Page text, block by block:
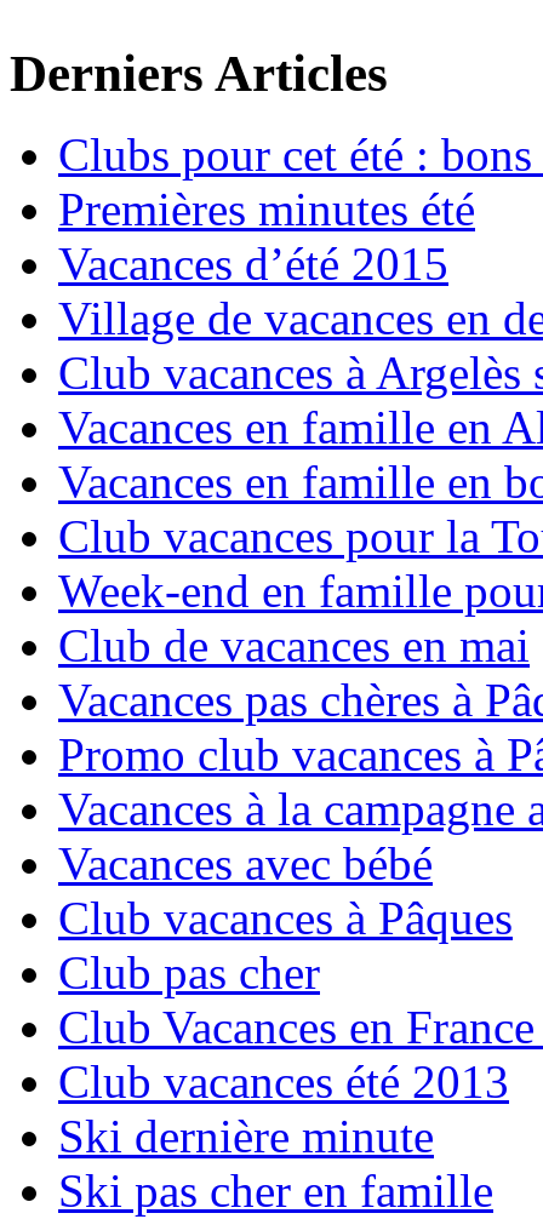
Derniers Articles
Clubs pour cet été :
Premières minutes été
Vacances d’été 2015
Village de vacances en
Club vacances à Argelès
Vacances en famille en
Vacances en famille en
Club vacances pour la
Week-end en famille
Club de vacances en mai
Vacances pas chères à
Promo club vacances à
Vacances à la campagne
Vacances avec bébé
Club vacances à Pâques
Club pas cher
Club Vacances en
Club vacances été 2013
Ski dernière minute
Ski pas cher en famille